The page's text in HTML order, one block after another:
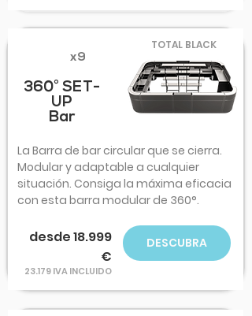
x9
360° SET-
UP
Bar
TOTAL BLACK
La Barra de bar circular que se cierra.
Modular y adaptable a cualquier
situación. Consiga la máxima eficacia
con esta barra modular de 360°.
desde 18.999
€
23.179 IVA INCLUIDO
DESCUBRA